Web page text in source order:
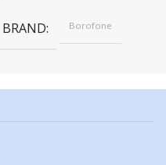
BRAND Borofone